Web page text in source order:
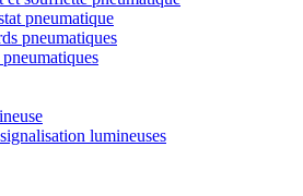
pneumatique
pneumatiques
lumineuses